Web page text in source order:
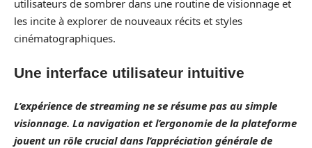
utilisateurs de sombrer dans une routine de visionnage et
les incite à explorer de nouveaux récits et styles
cinématographiques.
Une interface utilisateur intuitive
L’expérience de streaming ne se résume pas au simple
visionnage. La navigation et l’ergonomie de la plateforme
jouent un rôle crucial dans l’appréciation générale de